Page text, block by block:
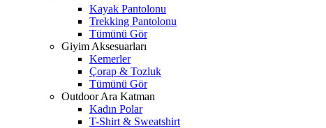
Kayak Pantolonu
Trekking Pantolonu
Tümünü Gör
Giyim Aksesuarları
Kemerler
Çorap & Tozluk
Tümünü Gör
Outdoor Ara Katman
Kadın Polar
T-Shirt & Sweatshirt